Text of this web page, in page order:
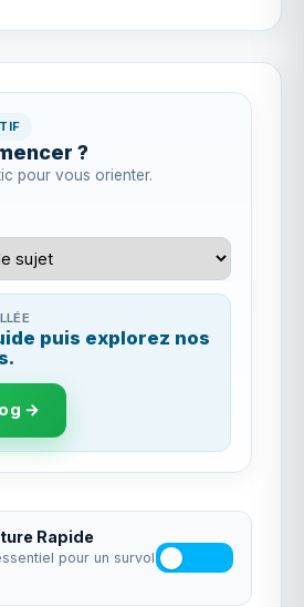
?
pour vous orienter.
puis explorez nos
→
Rapide
pour un survol